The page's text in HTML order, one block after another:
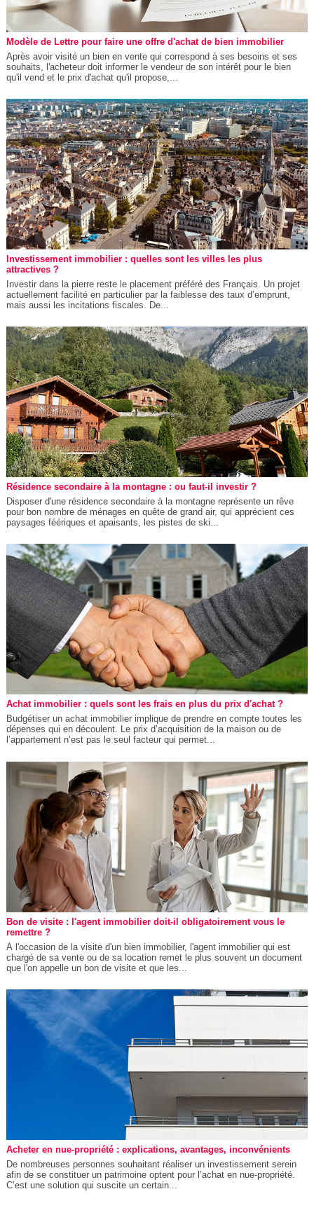
Modèle de Lettre pour faire une offre d'achat de bien immobilier
Après avoir visité un bien en vente qui correspond à ses besoins et ses
souhaits, l'acheteur doit informer le vendeur de son intérêt pour le bien
qu'il vend et le prix d'achat qu'il propose,...
Investissement immobilier : quelles sont les villes les plus
attractives ?
Investir dans la pierre reste le placement préféré des Français. Un projet
actuellement facilité en particulier par la faiblesse des taux d’emprunt,
mais aussi les incitations fiscales. De...
Résidence secondaire à la montagne : ou faut-il investir ?
Disposer d'une résidence secondaire à la montagne représente un rêve
pour bon nombre de ménages en quête de grand air, qui apprécient ces
paysages féériques et apaisants, les pistes de ski...
Achat immobilier : quels sont les frais en plus du prix d'achat ?
Budgétiser un achat immobilier implique de prendre en compte toutes les
dépenses qui en découlent. Le prix d’acquisition de la maison ou de
l’appartement n’est pas le seul facteur qui permet...
Bon de visite : l'agent immobilier doit-il obligatoirement vous le
remettre ?
À l'occasion de la visite d'un bien immobilier, l'agent immobilier qui est
chargé de sa vente ou de sa location remet le plus souvent un document
que l'on appelle un bon de visite et que les...
Acheter en nue-propriété : explications, avantages, inconvénients
De nombreuses personnes souhaitant réaliser un investissement serein
afin de se constituer un patrimoine optent pour l’achat en nue-propriété.
C’est une solution qui suscite un certain...